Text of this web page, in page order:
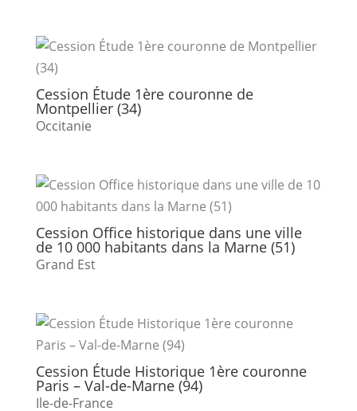
Cession Étude 1ère couronne de
Montpellier (34)
Occitanie
Cession Office historique dans une ville
de 10 000 habitants dans la Marne (51)
Grand Est
Cession Étude Historique 1ère couronne
Paris – Val-de-Marne (94)
Ile-de-France